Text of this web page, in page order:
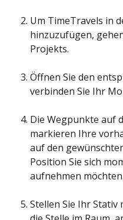
Um TimeTravels in
hinzuzufügen,
Projekts.
Öffnen Sie den
verbinden Sie Ihr
Die Wegpunkte auf
markieren Ihre
auf den
Position Sie sich
aufnehmen möchten.
Stellen Sie Ihr Stativ